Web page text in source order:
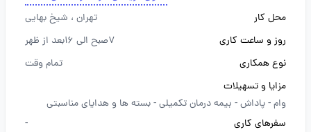
محل کار
تهران ، شیخ بهایی
روز و ساعت کاری
7صبح الی 16بعد از ظهر
نوع همکاری
تمام وقت
مزایا و تسهیلات
وام -پاداش - بیمه درمان تکمیلی -بسته ها و هدایای مناسبتی
سفرهای کاری
-